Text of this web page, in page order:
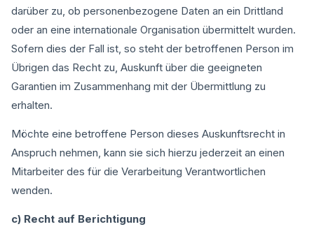
darüber zu, ob personenbezogene Daten an ein Drittland
oder an eine internationale Organisation übermittelt wurden.
Sofern dies der Fall ist, so steht der betroffenen Person im
Übrigen das Recht zu, Auskunft über die geeigneten
Garantien im Zusammenhang mit der Übermittlung zu
erhalten.
Möchte eine betroffene Person dieses Auskunftsrecht in
Anspruch nehmen, kann sie sich hierzu jederzeit an einen
Mitarbeiter des für die Verarbeitung Verantwortlichen
wenden.
c) Recht auf Berichtigung